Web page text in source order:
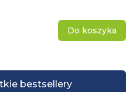
bestsellery
Do koszyka